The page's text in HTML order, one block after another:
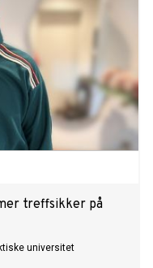
treffsikker på
universitet